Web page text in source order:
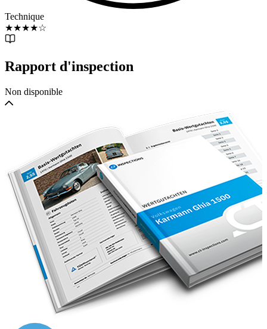
Technique
★★★★☆
Rapport d'inspection
Non disponible